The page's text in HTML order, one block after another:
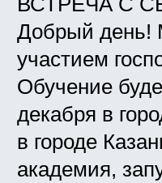
Добрый день!
участием
Обучение
декабря в
в городе
академия,